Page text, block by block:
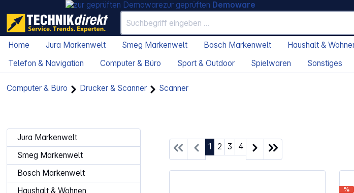
zur geprüften Demoware
Home Jura Markenwelt Smeg Markenwelt Bosch Markenwelt Haushalt &
Telefon & Navigation
Computer & Büro Sport & Outdoor Spielwaren Sonstiges
Computer & Büro Drucker & Scanner Scanner
Jura Markenwelt
Smeg Markenwelt
Bosch Markenwelt
Haushalt & Wohnen
Seite
1 Seite
2 Seite
3 Seite
4
%